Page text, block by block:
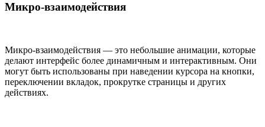
Микро-взаимодействия
Микро-взаимодействия — это небольшие анимации, которые
делают интерфейс более динамичным и интерактивным. Они
могут быть использованы при наведении курсора на кнопки,
переключении вкладок, прокрутке страницы и других
действиях.